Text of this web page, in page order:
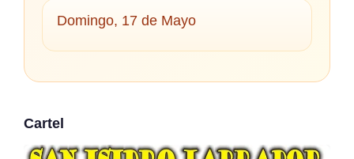
Domingo, 17 de Mayo
Cartel